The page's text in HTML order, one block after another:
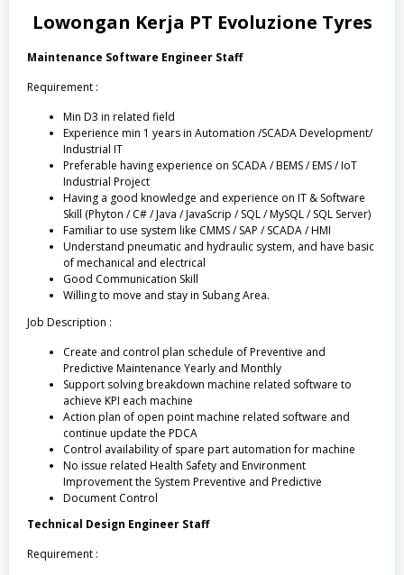
Lowongan Kerja PT Evoluzione Tyres
Maintenance Software Engineer Staff
Requirement :
Min D3 in related field
Experience min 1 years in Automation /SCADA Development/
Industrial IT
Preferable having experience on SCADA / BEMS / EMS / IoT
Industrial Project
Having a good knowledge and experience on IT & Software
Skill (Phyton / C# / Java / JavaScrip / SQL / MySQL / SQL Server)
Familiar to use system like CMMS / SAP / SCADA / HMI
Understand pneumatic and hydraulic system, and have basic
of mechanical and electrical
Good Communication Skill
Willing to move and stay in Subang Area.
Job Description :
Create and control plan schedule of Preventive and
Predictive Maintenance Yearly and Monthly
Support solving breakdown machine related software to
achieve KPI each machine
Action plan of open point machine related software and
continue update the PDCA
Control availability of spare part automation for machine
No issue related Health Safety and Environment
Improvement the System Preventive and Predictive
Document Control
Technical Design Engineer Staff
Requirement :